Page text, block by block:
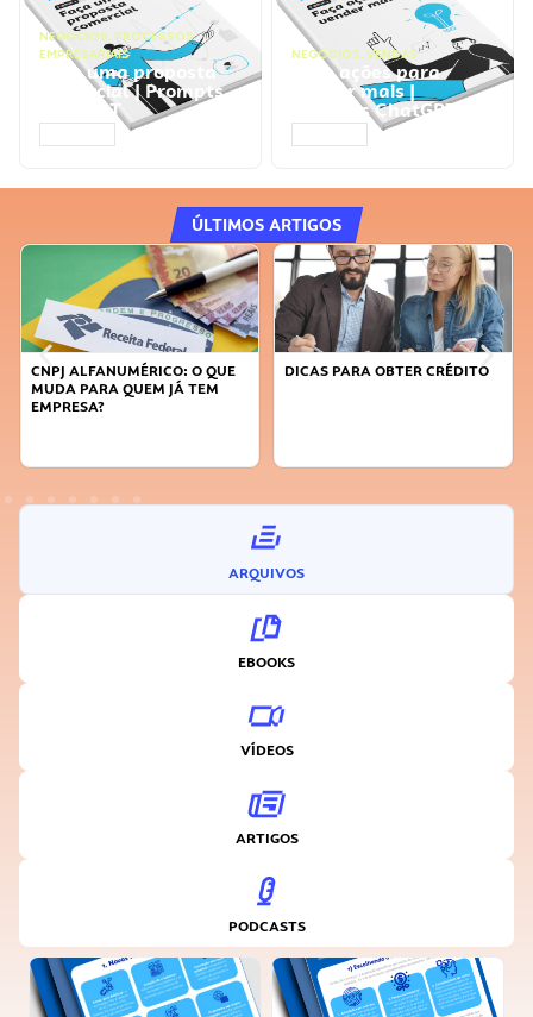
NEGÓCIOS, PROCESSOS
EMPRESARIAIS
Faça uma proposta
comercial | Prompts
ChatGPT
NEGÓCIOS, VENDAS
Faça ações para
vender mais |
Prompts ChatGPT
ÚLTIMOS ARTIGOS
DICAS PARA OBTER CRÉDITO
FAÇA A DIFERENÇA: SEJA
ARQUIVOS
EBOOKS
VÍDEOS
ARTIGOS
PODCASTS